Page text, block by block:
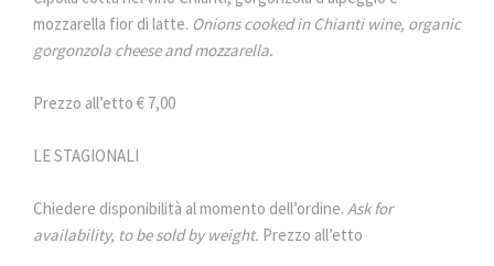
mozzarella fior di latte. Onions cooked in Chianti wine, organic
gorgonzola cheese and mozzarella.
Prezzo all’etto € 7,00
LE STAGIONALI
Chiedere disponibilità al momento dell’ordine. Ask for
availability, to be sold by weight. Prezzo all’etto